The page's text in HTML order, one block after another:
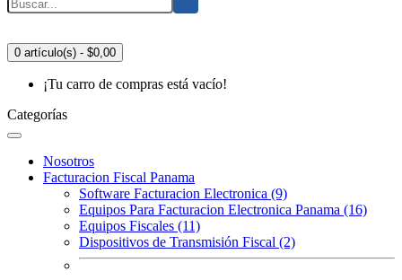
0 artículo(s) - $0,00
¡Tu carro de compras está vacío!
Categorías
Nosotros
Facturacion Fiscal Panama
Software Facturacion Electronica (9)
Equipos Para Facturacion Electronica Panama (16)
Equipos Fiscales (11)
Dispositivos de Transmisión Fiscal (2)